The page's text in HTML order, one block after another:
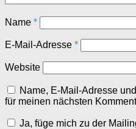
Name *
E-Mail-Adresse *
Website
Name, E-Mail-Adresse
für meinen nächsten
Ja, füge mich zu der